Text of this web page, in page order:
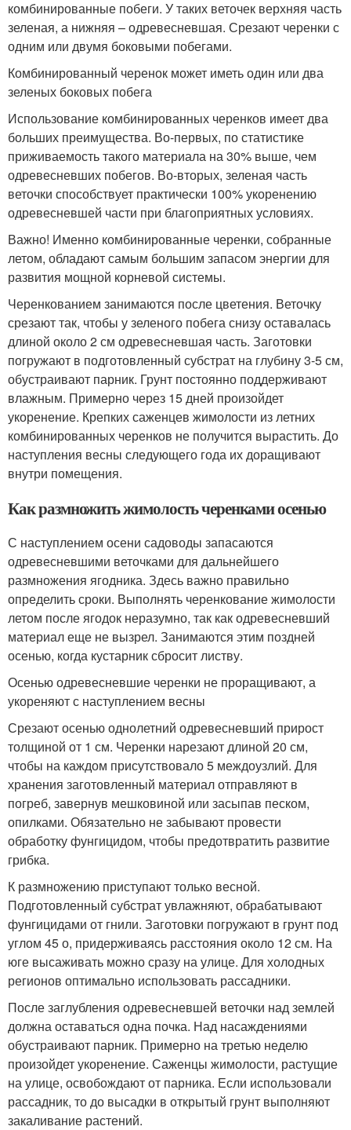
комбинированные побеги. У таких веточек верхняя часть
зеленая, а нижняя – одревесневшая. Срезают черенки с
одним или двумя боковыми побегами.
Комбинированный черенок может иметь один или два
зеленых боковых побега
Использование комбинированных черенков имеет два
больших преимущества. Во-первых, по статистике
приживаемость такого материала на 30% выше, чем
одревесневших побегов. Во-вторых, зеленая часть
веточки способствует практически 100% укоренению
одревесневшей части при благоприятных условиях.
Важно! Именно комбинированные черенки, собранные
летом, обладают самым большим запасом энергии для
развития мощной корневой системы.
Черенкованием занимаются после цветения. Веточку
срезают так, чтобы у зеленого побега снизу оставалась
длиной около 2 см одревесневшая часть. Заготовки
погружают в подготовленный субстрат на глубину 3-5 см,
обустраивают парник. Грунт постоянно поддерживают
влажным. Примерно через 15 дней произойдет
укоренение. Крепких саженцев жимолости из летних
комбинированных черенков не получится вырастить. До
наступления весны следующего года их доращивают
внутри помещения.
Как размножить жимолость черенками осенью
С наступлением осени садоводы запасаются
одревесневшими веточками для дальнейшего
размножения ягодника. Здесь важно правильно
определить сроки. Выполнять черенкование жимолости
летом после ягодок неразумно, так как одревесневший
материал еще не вызрел. Занимаются этим поздней
осенью, когда кустарник сбросит листву.
Осенью одревесневшие черенки не проращивают, а
укореняют с наступлением весны
Срезают осенью однолетний одревесневший прирост
толщиной от 1 см. Черенки нарезают длиной 20 см,
чтобы на каждом присутствовало 5 междоузлий. Для
хранения заготовленный материал отправляют в
погреб, завернув мешковиной или засыпав песком,
опилками. Обязательно не забывают провести
обработку фунгицидом, чтобы предотвратить развитие
грибка.
К размножению приступают только весной.
Подготовленный субстрат увлажняют, обрабатывают
фунгицидами от гнили. Заготовки погружают в грунт под
углом 45 о, придерживаясь расстояния около 12 см. На
юге высаживать можно сразу на улице. Для холодных
регионов оптимально использовать рассадники.
После заглубления одревесневшей веточки над землей
должна оставаться одна почка. Над насаждениями
обустраивают парник. Примерно на третью неделю
произойдет укоренение. Саженцы жимолости, растущие
на улице, освобождают от парника. Если использовали
рассадник, то до высадки в открытый грунт выполняют
закаливание растений.